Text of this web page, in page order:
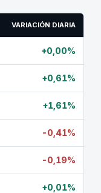
VARIACIÓN DIARIA
+0,00%
+0,61%
+1,61%
-0,41%
-0,19%
+0,01%